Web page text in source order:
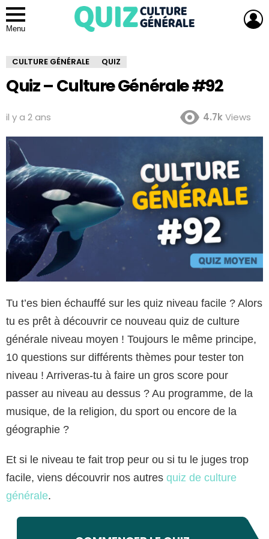
Menu
CULTURE GÉNÉRALE QUIZ
Quiz – Culture Générale #92
il y a 2 ans 4.7kViews
Tu t’es bien échauffé sur les quiz niveau facile ? Alors
tu es prêt à découvrir ce nouveau quiz de culture
générale niveau moyen ! Toujours le même principe,
10 questions sur différents thèmes pour tester ton
niveau ! Arriveras-tu à faire un gros score pour
passer au niveau au dessus ? Au programme, de la
musique, de la religion, du sport ou encore de la
géographie ?
Et si le niveau te fait trop peur ou si tu le juges trop
facile, viens découvrir nos autres quiz de culture
générale.